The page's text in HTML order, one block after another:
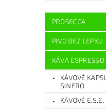
PROSECCA
PIVO BEZ LEPKU
KÁVA ESPRESSO
KÁVOVÉ
SINERO
KÁVOVÉ